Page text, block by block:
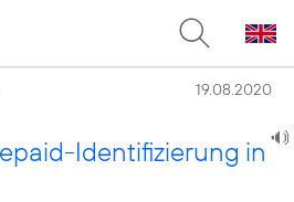
19.08.2020
Identifizierung in